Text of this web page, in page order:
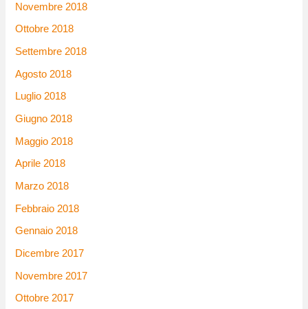
Novembre 2018
Ottobre 2018
Settembre 2018
Agosto 2018
Luglio 2018
Giugno 2018
Maggio 2018
Aprile 2018
Marzo 2018
Febbraio 2018
Gennaio 2018
Dicembre 2017
Novembre 2017
Ottobre 2017